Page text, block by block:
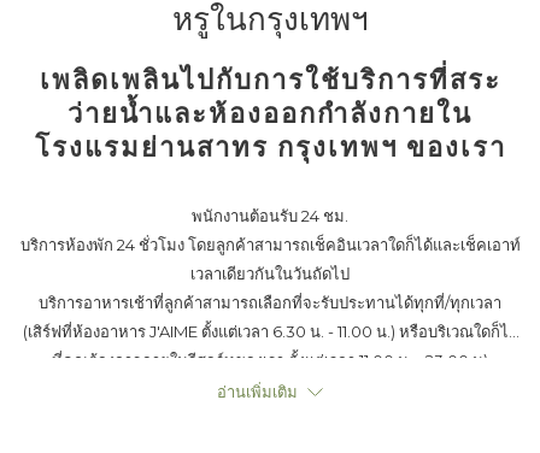
links
update
the
above
หรูในกรุงเทพฯ
เพลิดเพลินไปกับการใช้บริการที่สระ
ว่ายน้ำและห้องออกกำลังกายใน
โรงแรมย่านสาทร กรุงเทพฯ ของเรา
พนักงานต้อนรับ 24 ชม.
บริการห้องพัก 24 ชั่วโมง โดยลูกค้าสามารถเช็คอินเวลาใดก็ได้และเช็คเอาท์
เวลาเดียวกันในวันถัดไป
บริการอาหารเช้าที่ลูกค้าสามารถเลือกที่จะรับประทานได้ทุกที่/ทุกเวลา
(เสิร์ฟที่ห้องอาหาร J'AIME ตั้งแต่เวลา 6.30 น. - 11.00 น.) หรือบริเวณใดก็ได้
ที่คุณต้องการภายในรีสอร์ทของเรา ตั้งแต่เวลา 11.00 น. - 23.00 น)
ห้องสมุด
อ่านเพิ่มเติม